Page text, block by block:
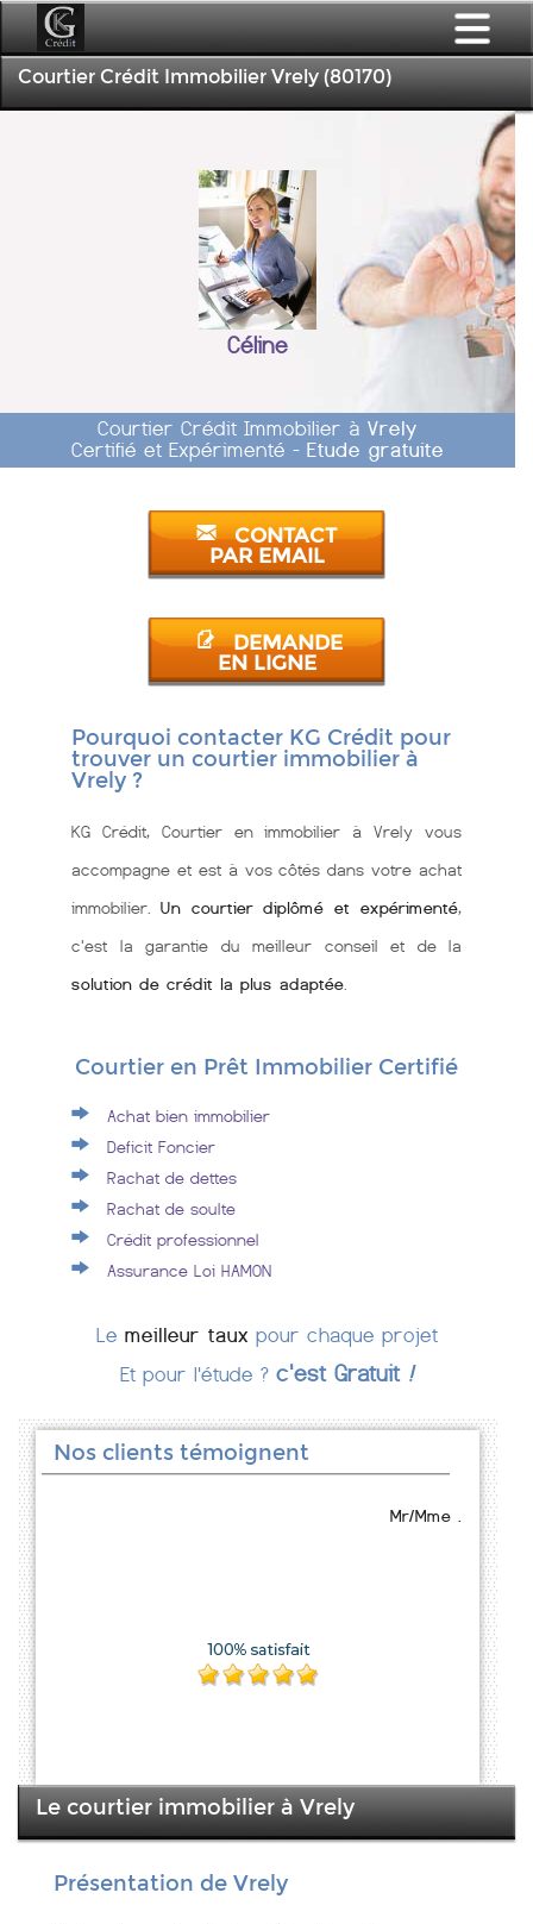
Courtier Crédit Immobilier Vrely (80170)
Céline
Courtier Crédit Immobilier à Vrely
Certifié et Expérimenté - Etude gratuite
CONTACT
PAR EMAIL
DEMANDE
EN LIGNE
Pourquoi contacter KG Crédit pour
trouver un courtier immobilier à
Vrely ?
KG Crédit, Courtier en immobilier à Vrely vous
accompagne et est à vos côtés dans votre achat
immobilier. Un courtier diplômé et expérimenté,
c'est la garantie du meilleur conseil et de la
solution de crédit la plus adaptée
Courtier en Prêt Immobilier Certifié
Achat bien immobilier
Deficit Foncier
Rachat de dettes
Rachat de soulte
Crédit professionnel
Assurance Loi HAMON
Le meilleur taux pour chaque projet
Et pour l'étude ? c'est Gratuit !
Nos clients témoignent
Mr/Mme .
Le courtier immobilier à Vrely
Présentation de Vrely